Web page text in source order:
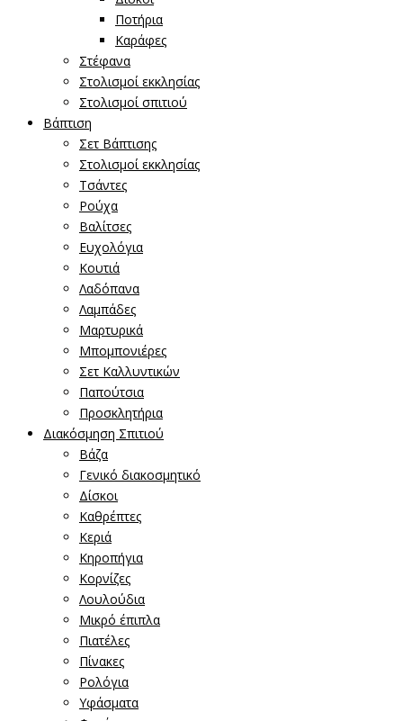
Ποτήρια
Καράφες
Στέφανα
Στολισμοί εκκλησίας
Στολισμοί σπιτιού
Βάπτιση
Σετ Βάπτισης
Στολισμοί εκκλησίας
Τσάντες
Ρούχα
Βαλίτσες
Ευχολόγια
Κουτιά
Λαδόπανα
Λαμπάδες
Μαρτυρικά
Μπομπονιέρες
Σετ Καλλυντικών
Παπούτσια
Προσκλητήρια
Διακόσμηση Σπιτιού
Βάζα
Γενικό διακοσμητικό
Δίσκοι
Καθρέπτες
Κεριά
Κηροπήγια
Κορνίζες
Λουλούδια
Μικρό έπιπλα
Πιατέλες
Πίνακες
Ρολόγια
Υφάσματα